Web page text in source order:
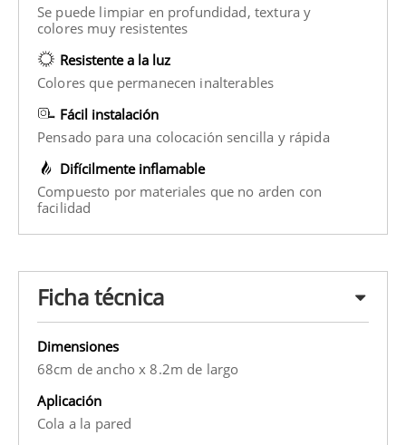
Se puede limpiar en profundidad, textura y
colores muy resistentes
Resistente a la luz
Colores que permanecen inalterables
Fácil instalación
Pensado para una colocación sencilla y rápida
Difícilmente inflamable
Compuesto por materiales que no arden con
facilidad
Ficha técnica
Dimensiones
68cm de ancho x 8.2m de largo
Aplicación
Cola a la pared